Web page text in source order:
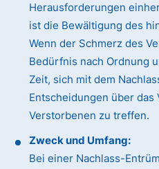
Herausforderungen
ist die Bewältigung des
Wenn der Schmerz des
Bedürfnis nach Ordnung
Zeit, sich mit dem
Entscheidungen über das
Verstorbenen zu treffen.
Zweck und Umfang:
Bei einer Nachlass-